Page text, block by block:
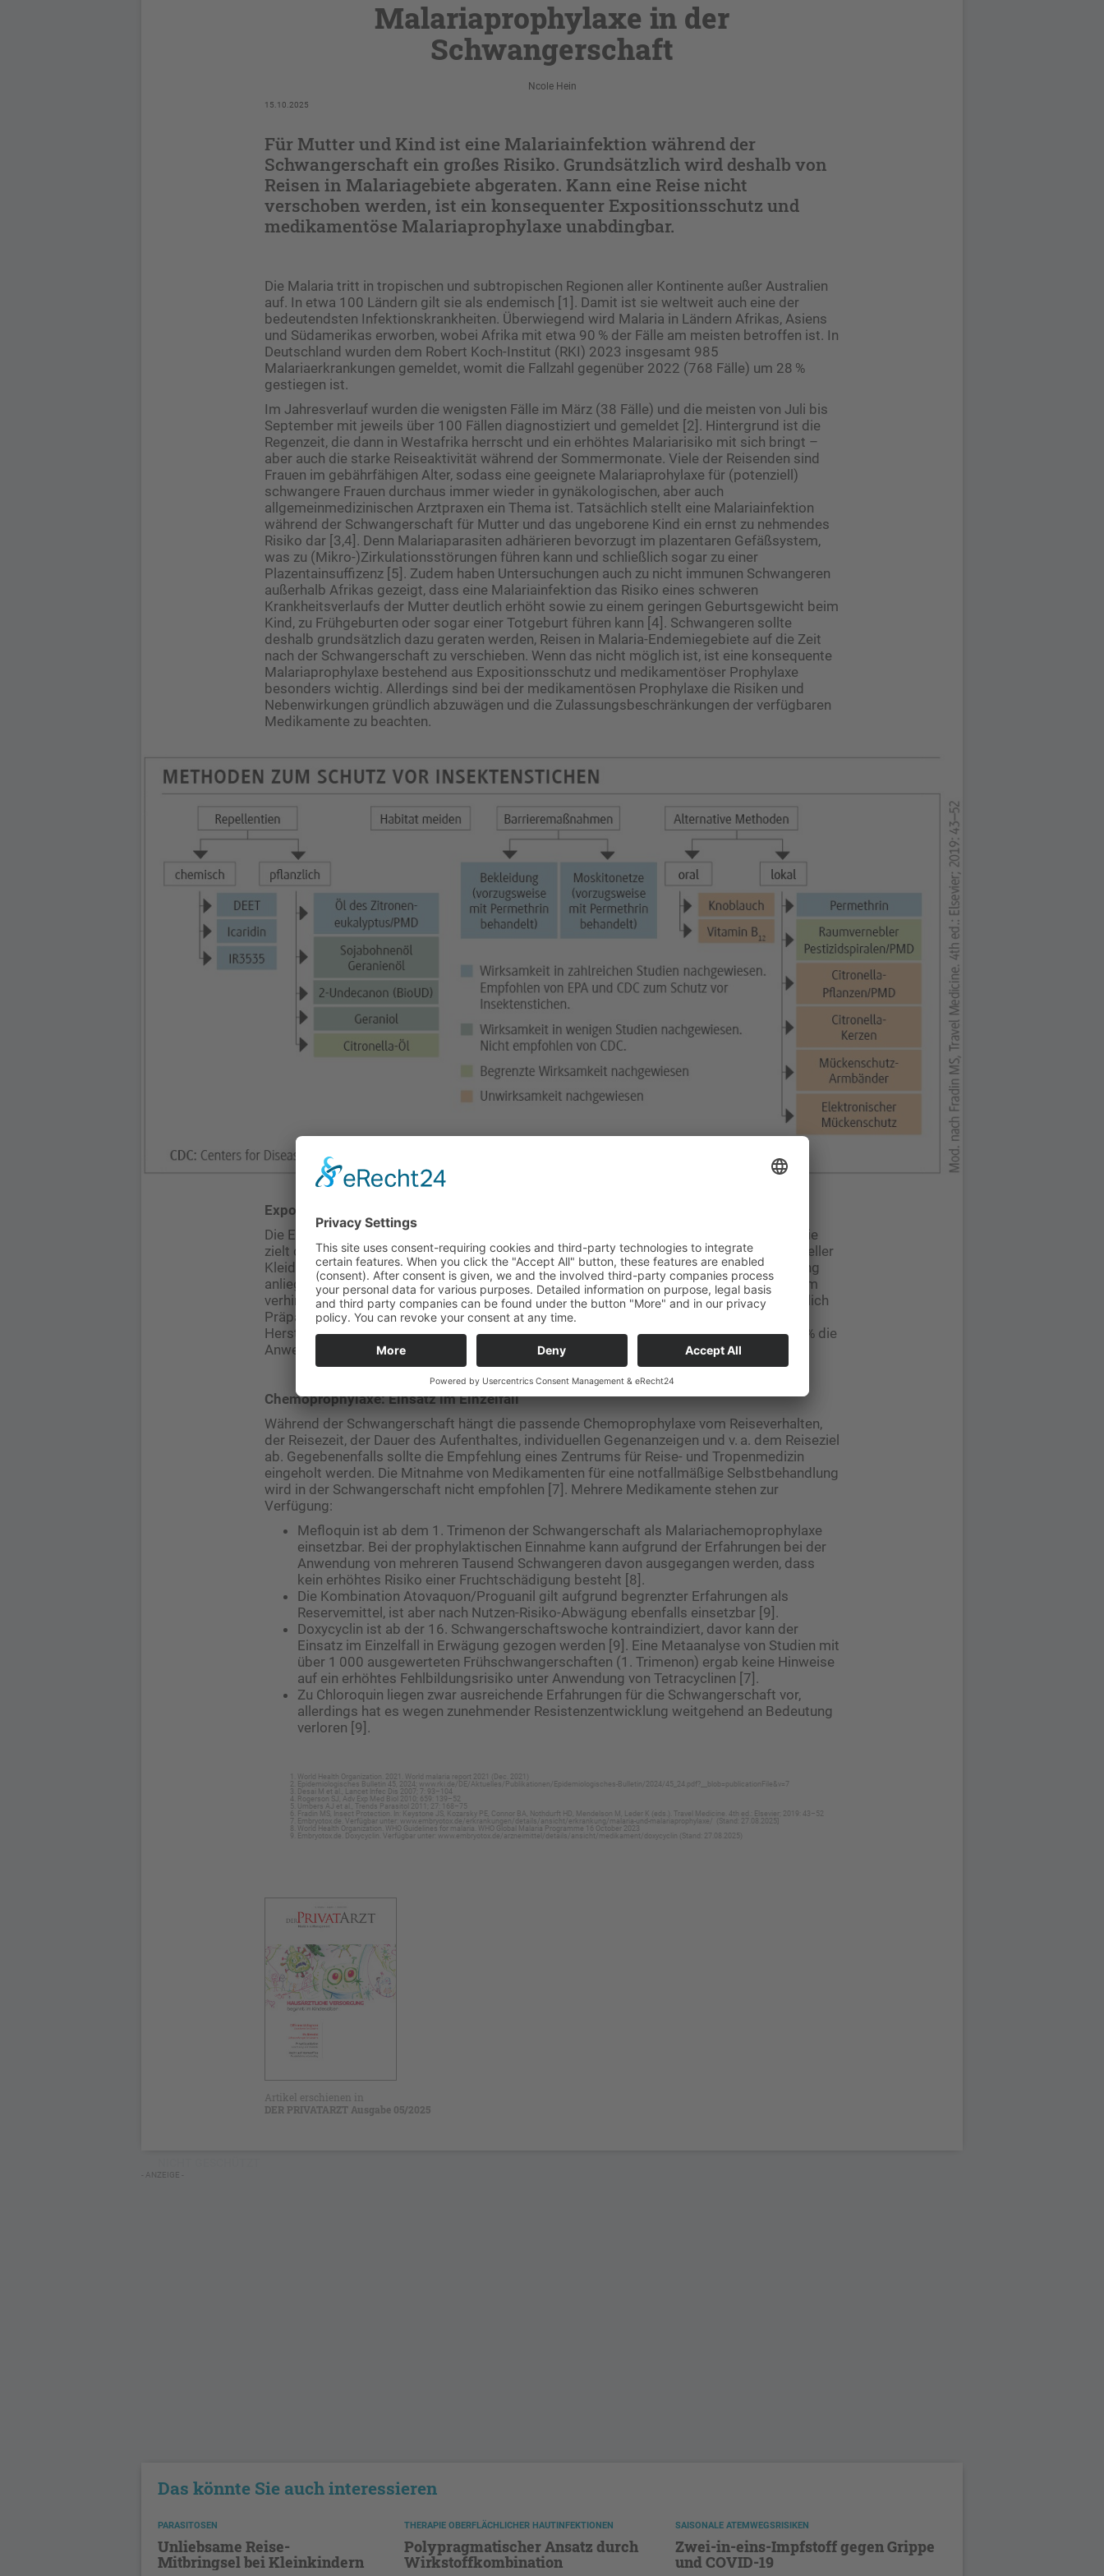
Malariaprophylaxe in der
Schwangerschaft
Ncole Hein
15.10.2025
Für Mutter und Kind ist eine Malariainfektion während der
Schwangerschaft ein großes Risiko. Grundsätzlich wird deshalb von
Reisen in Malariagebiete abgeraten. Kann eine Reise nicht
verschoben werden, ist ein konsequenter Expositionsschutz und
medikamentöse Malariaprophylaxe unabdingbar.
Die Malaria tritt in tropischen und subtropischen Regionen aller Kontinente außer Australien
auf. In etwa 100 Ländern gilt sie als endemisch [1]. Damit ist sie weltweit auch eine der
bedeutendsten Infektionskrankheiten. Überwiegend wird Malaria in Ländern Afrikas, Asiens
und Südamerikas erworben, wobei Afrika mit etwa 90 % der Fälle am meisten betroffen ist. In
Deutschland wurden dem Robert Koch-Institut (RKI) 2023 insgesamt 985
Malariaerkrankungen gemeldet, womit die Fallzahl gegenüber 2022 (768 Fälle) um 28 %
gestiegen ist.
Im Jahresverlauf wurden die wenigsten Fälle im März (38 Fälle) und die meisten von Juli bis
September mit jeweils über 100 Fällen diagnostiziert und gemeldet [2]. Hintergrund ist die
Regenzeit, die dann in Westafrika herrscht und ein erhöhtes Malariarisiko mit sich bringt –
aber auch die starke Reiseaktivität während der Sommermonate. Viele der Reisenden sind
Frauen im gebährfähigen Alter, sodass eine geeignete Malariaprohylaxe für (potenziell)
schwangere Frauen durchaus immer wieder in gynäkologischen, aber auch
allgemeinmedizinischen Arztpraxen ein Thema ist. Tatsächlich stellt eine Malariainfektion
während der Schwangerschaft für Mutter und das ungeborene Kind ein ernst zu nehmendes
Risiko dar [3,4]. Denn Malariaparasiten adhärieren bevorzugt im plazentaren Gefäßsystem,
was zu (Mikro-)Zirkulationsstörungen führen kann und schließlich sogar zu einer
Plazentainsuffizenz [5]. Zudem haben Untersuchungen auch zu nicht immunen Schwangeren
außerhalb Afrikas gezeigt, dass eine Malariainfektion das Risiko eines schweren
Krankheitsverlaufs der Mutter deutlich erhöht sowie zu einem geringen Geburtsgewicht beim
Kind, zu Frühgeburten oder sogar einer Totgeburt führen kann [4]. Schwangeren sollte
deshalb grundsätzlich dazu geraten werden, Reisen in Malaria-Endemiegebiete auf die Zeit
nach der Schwangerschaft zu verschieben. Wenn das nicht möglich ist, ist eine konsequente
Malariaprophylaxe bestehend aus Expositionsschutz und medikamentöser Prophylaxe
besonders wichtig. Allerdings sind bei der medikamentösen Prophylaxe die Risiken und
Nebenwirkungen gründlich abzuwägen und die Zulassungsbeschränkungen der verfügbaren
Medikamente zu beachten.
Expositionsprophylaxe: Stiche vermeiden
Die Expositionsprophylaxe sollte Priorität vor der medikamentösen Prophylaxe haben. Sie
zielt darauf ab, Stiche weitgehend zu vermeiden (Abb.). Ideal ist das Tragen von langer, heller
Kleidung. Da Mücken durch dünne T-Shirts, Socken und Hosen, insbesondere wenn sie eng
anliegen, stechen können, empfehlen sich dicht gewebte bzw. imprägnierte Stoffe. Zudem
verhindern auf der Haut aufgetragene Repellentien Mückenstiche. Üblich sind hauptsächlich
Präparate auf der Basis von DEET (Diethyltoluamid) und Icaridin. Schwangere sollten die
Herstellerangaben beachten, weil z. B. bei Präparaten mit DEET-Konzentrationen von 50 % die
Anwendung für Schwangere und Stillende teilweise explizit nicht empfohlen wird.
Chemoprophylaxe: Einsatz im Einzelfall
Während der Schwangerschaft hängt die passende Chemoprophylaxe vom Reiseverhalten,
der Reisezeit, der Dauer des Aufenthaltes, individuellen Gegenanzeigen und v. a. dem Reiseziel
ab. Gegebenenfalls sollte die Empfehlung eines Zentrums für Reise- und Tropenmedizin
eingeholt werden. Die Mitnahme von Medikamenten für eine notfallmäßige Selbstbehandlung
wird in der Schwangerschaft nicht empfohlen [7]. Mehrere Medikamente stehen zur
Verfügung:
Mefloquin ist ab dem 1. Trimenon der Schwangerschaft als Malariachemoprophylaxe
einsetzbar. Bei der prophylaktischen Einnahme kann aufgrund der Erfahrungen bei der
Anwendung von mehreren Tausend Schwangeren davon ausgegangen werden, dass
kein erhöhtes Risiko einer Fruchtschädigung besteht [8].
Die Kombination Atovaquon/Proguanil gilt aufgrund begrenzter Erfahrungen als
Reservemittel, ist aber nach Nutzen-Risiko-Abwägung ebenfalls einsetzbar [9].
Doxycyclin ist ab der 16. Schwangerschaftswoche kontraindiziert, davor kann der
Einsatz im Einzelfall in Erwägung gezogen werden [9]. Eine Metaanalyse von Studien mit
über 1 000 ausgewerteten Frühschwangerschaften (1. Trimenon) ergab keine Hinweise
auf ein erhöhtes Fehlbildungsrisiko unter Anwendung von Tetracyclinen [7].
Zu Chloroquin liegen zwar ausreichende Erfahrungen für die Schwangerschaft vor,
allerdings hat es wegen zunehmender Resistenzentwicklung weitgehend an Bedeutung
verloren [9].
World Health Organization. 2021. World malaria report 2021 (Dec. 2021)
Epidemiologisches Bulletin 45, 2024; www.rki.de/DE/Aktuelles/Publikationen/Epidemiologisches-Bulletin/2024/45_24.pdf?__blob=publicationFile&v=7
Desai M et al., Lancet Infec Dis 2007; 7: 93–104
Rogerson SJ, Adv Exp Med Biol 2010; 659: 139–52
Umbers AJ et al., Trends Parasitol 2011; 27: 168–75
Fradin MS, Insect Protection. In: Keystone JS, Kozarsky PE, Connor BA, Nothdurft HD, Mendelson M, Leder K (eds.). Travel Medicine. 4th ed.: Elsevier; 2019: 43–52
Embryotox.de. Verfügbar unter: www.embryotox.de/erkrankungen/details/ansicht/erkrankung/malaria-und-malariaprophylaxe/ (Stand: 27.08.2025]
World Health Organization. WHO Guidelines for malaria. WHO Global Malaria Programme 16 October 2023
Embryotox.de. Doxycyclin. Verfügbar unter: www.embryotox.de/arzneimittel/details/ansicht/medikament/doxycyclin (Stand: 27.08.2025)
Artikel erschienen in
DER PRIVATARZT Ausgabe 05/2025
- ANZEIGE -
Das könnte Sie auch interessieren
PARASITOSEN
Unliebsame Reise-
Mitbringsel bei Kleinkindern
THERAPIE OBERFLÄCHLICHER HAUTINFEKTIONEN
Polypragmatischer Ansatz durch
Wirkstoffkombination
SAISONALE ATEMWEGSRISIKEN
Zwei-in-eins-Impfstoff gegen Grippe
und COVID-19